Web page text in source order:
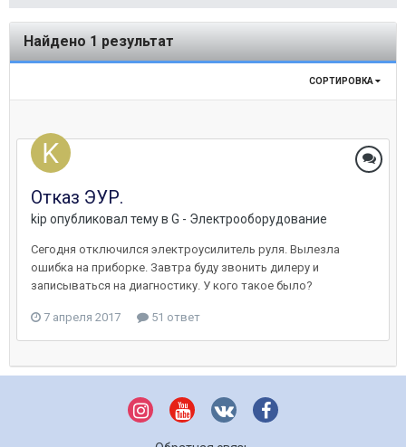
Найдено 1 результат
СОРТИРОВКА
Отказ ЭУР.
kip опубликовал тему в G - Электрооборудование
Сегодня отключился электроусилитель руля. Вылезла
ошибка на приборке. Завтра буду звонить дилеру и
записываться на диагностику. У кого такое было?
7 апреля 2017 51 ответ